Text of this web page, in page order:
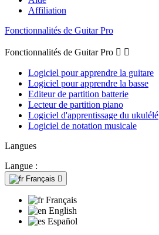
Affiliation
Fonctionnalités de Guitar Pro
Fonctionnalités de Guitar Pro  
Logiciel pour apprendre la guitare
Logiciel pour apprendre la basse
Editeur de partition batterie
Lecteur de partition piano
Logiciel d'apprentissage du ukulélé
Logiciel de notation musicale
Langues
Langue :
Français 
Français
English
Español